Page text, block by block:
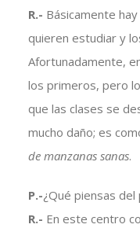
R.- Básicamente
quieren estudiar y
Afortunadamente,
los primeros, pero
que las clases se
mucho daño; es
de manzanas sanas.
P.-¿Qué piensas
R.- En este centro